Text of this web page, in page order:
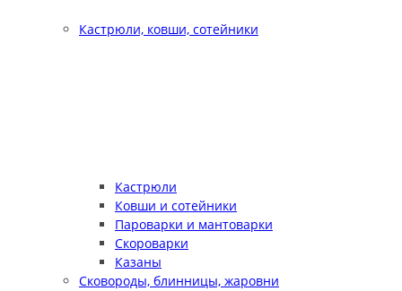
Кастрюли, ковши, сотейники
Кастрюли
Ковши и сотейники
Пароварки и мантоварки
Скороварки
Казаны
Сковороды, блинницы, жаровни